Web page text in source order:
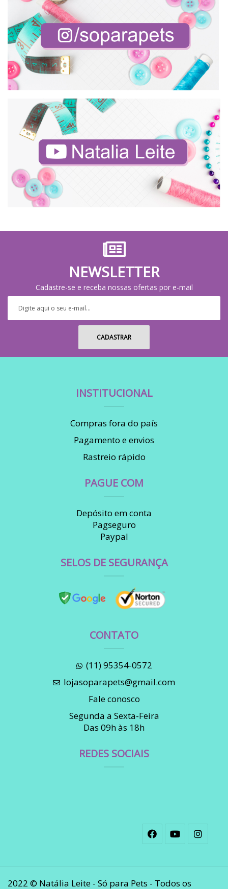
NEWSLETTER
Cadastre-se e receba nossas ofertas por e-mail
INSTITUCIONAL
Compras fora do país
Pagamento e envios
Rastreio rápido
PAGUE COM
Depósito em conta
Pagseguro
Paypal
SELOS DE SEGURANÇA
CONTATO
(11) 95354-0572
lojasoparapets@gmail.com
Fale conosco
Segunda a Sexta-Feira
Das 09h às 18h
REDES SOCIAIS
2022 © Natália Leite - Só para Pets - Todos os